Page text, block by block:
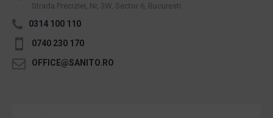
Strada Preciziei, Nr, 3W, Sector 6, Bucuresti
0314 100 110
0740 230 170
OFFICE@SANITO.RO